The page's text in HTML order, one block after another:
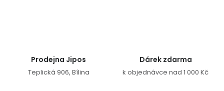
Doprava a platba Váš zákaznický účet Kontakt
Prodejna Jipos
Teplická 906, Bílina
Dárek zdarma
k objednávce nad 1 000 Kč